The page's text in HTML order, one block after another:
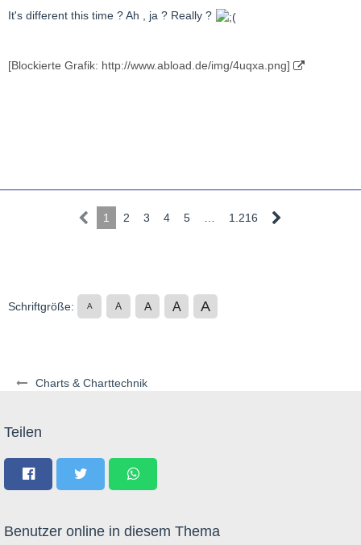
Charts & Charttechnik
It's different this time ? Ah , ja ? Really ?
[Blockierte Grafik: http://www.abload.de/img/4uqxa.png]
1 2 3 4 5 1.216
Schriftgröße: A A A A A
Teilen
Benutzer online in diesem Thema